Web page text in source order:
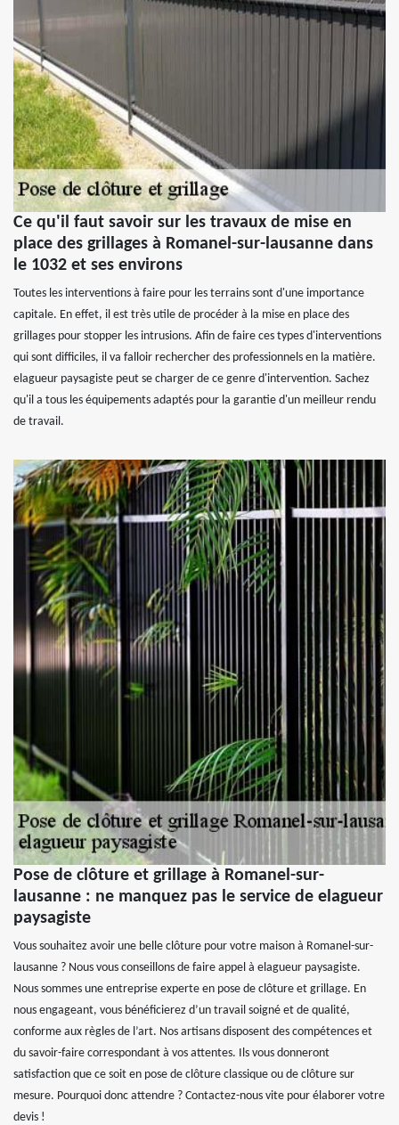
Ce qu'il faut savoir sur les travaux de mise en
place des grillages à Romanel-sur-lausanne dans
le 1032 et ses environs
Toutes les interventions à faire pour les terrains sont d'une importance
capitale. En effet, il est très utile de procéder à la mise en place des
grillages pour stopper les intrusions. Afin de faire ces types d'interventions
qui sont difficiles, il va falloir rechercher des professionnels en la matière.
elagueur paysagiste peut se charger de ce genre d'intervention. Sachez
qu'il a tous les équipements adaptés pour la garantie d'un meilleur rendu
de travail.
Pose de clôture et grillage à Romanel-sur-
lausanne : ne manquez pas le service de elagueur
paysagiste
Vous souhaitez avoir une belle clôture pour votre maison à Romanel-sur-
lausanne ? Nous vous conseillons de faire appel à elagueur paysagiste.
Nous sommes une entreprise experte en pose de clôture et grillage. En
nous engageant, vous bénéficierez d’un travail soigné et de qualité,
conforme aux règles de l’art. Nos artisans disposent des compétences et
du savoir-faire correspondant à vos attentes. Ils vous donneront
satisfaction que ce soit en pose de clôture classique ou de clôture sur
mesure. Pourquoi donc attendre ? Contactez-nous vite pour élaborer votre
devis !